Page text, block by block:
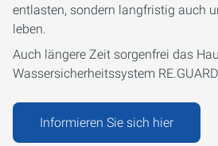
entlasten, sondern langfristig auch
leben.
Auch längere Zeit sorgenfrei das
Wassersicherheitssystem
Informieren Sie sich hier